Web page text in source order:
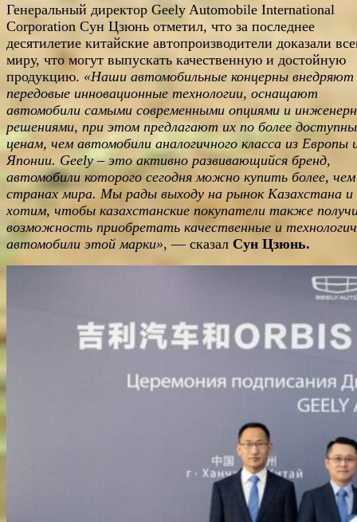
Генеральный директор Geely Automobile International
Corporation Сун Цзюнь отметил, что за последнее
десятилетие китайские автопроизводители доказали
миру, что могут выпускать качественную и достойную
продукцию. «Наши автомобильные концерны внедряют
передовые инновационные технологии, оснащают
автомобили самыми современными опциями и
решениями, при этом предлагают их по более
ценам, чем автомобили аналогичного класса из Европы
Японии. Geely – это активно развивающийся бренд,
автомобили которого сегодня можно купить более,
странах мира. Мы рады выходу на рынок Казахстана и
хотим, чтобы казахстанские покупатели также
возможность приобретать качественные и
автомобили этой марки», — сказал Сун Цзюнь.